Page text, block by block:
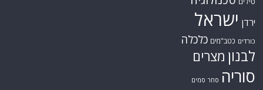
חמאסטורקיה
טילים טכנולוגיה
ירדןישראל
כורדים כטב"מים כלכלה
לבנוןמצרים